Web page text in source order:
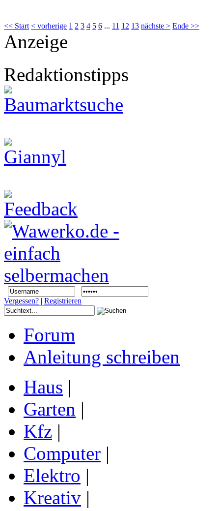
<< Start < vorherige 1 2 3 4 5 6 ... 11 12 13 nächste > Ende >>
Anzeige
Redaktionstipps
Vergessen? | Registrieren
Forum
Anleitung schreiben
Haus |
Garten |
Kfz |
Computer |
Elektro |
Kreativ |